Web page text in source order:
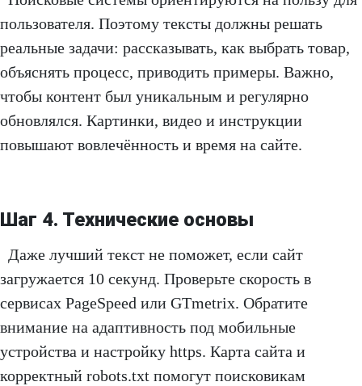
пользователя. Поэтому тексты должны решать
реальные задачи: рассказывать, как выбрать товар,
объяснять процесс, приводить примеры. Важно,
чтобы контент был уникальным и регулярно
обновлялся. Картинки, видео и инструкции
повышают вовлечённость и время на сайте.
Шаг 4. Технические основы
Даже лучший текст не поможет, если сайт
загружается 10 секунд. Проверьте скорость в
сервисах PageSpeed или GTmetrix. Обратите
внимание на адаптивность под мобильные
устройства и настройку https. Карта сайта и
корректный robots.txt помогут поисковикам